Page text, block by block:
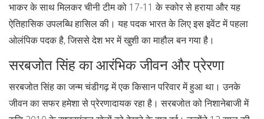
भाकर के साथ मिलकर चीनी टीम को 17-11 के स्कोर से हराया और यह
ऐतिहासिक उपलब्धि हासिल की। यह पदक भारत के लिए इस इवेंट में पहला
ओलंपिक पदक है, जिससे देश भर में खुशी का माहौल बन गया है।
सरबजोत सिंह का आरंभिक जीवन और प्रेरणा
सरबजोत सिंह का जन्म चंडीगढ़ में एक किसान परिवार में हुआ था। उनके
जीवन का सफर हमेशा से प्रेरणादायक रहा है। सरबजोत को निशानेबाजी में